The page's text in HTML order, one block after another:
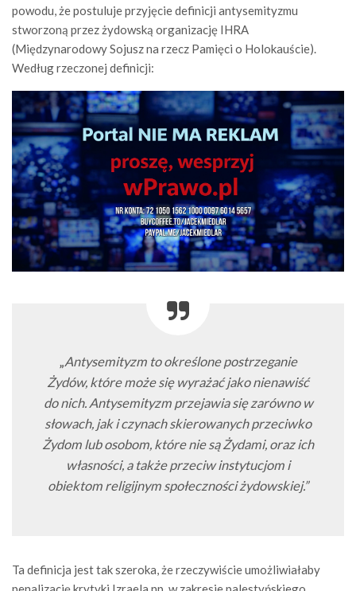
powodu, że postuluje przyjęcie definicji antysemityzmu
stworzoną przez żydowską organizację IHRA
(Międzynarodowy Sojusz na rzecz Pamięci o Holokauście).
Według rzeczonej definicji:
„Antysemityzm to określone postrzeganie
Żydów, które może się wyrażać jako nienawiść
do nich. Antysemityzm przejawia się zarówno w
słowach, jak i czynach skierowanych przeciwko
Żydom lub osobom, które nie są Żydami, oraz ich
własności, a także przeciw instytucjom i
obiektom religijnym społeczności żydowskiej.”
Ta definicja jest tak szeroka, że rzeczywiście umożliwiałaby